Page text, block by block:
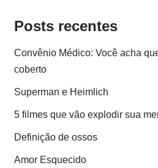
Posts recentes
Convênio Médico: Você acha
coberto
Superman e Heimlich
5 filmes que vão explodir sua
Definição de ossos
Amor Esquecido